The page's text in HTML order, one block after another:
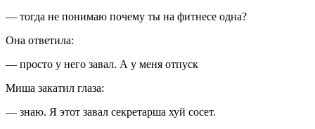
— тогда не понимаю почему ты на фитнесе одна?
Она ответила:
— просто у него завал. А у меня отпуск
Миша закатил глаза:
— знаю. Я этот завал секретарша хуй сосет.